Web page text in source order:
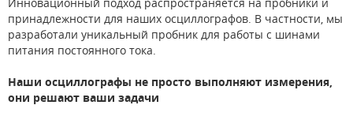
принадлежности для наших осциллографов. В частности, мы
разработали уникальный пробник для работы с шинами
питания постоянного тока.
Наши осциллографы не просто выполняют измерения,
они решают ваши задачи